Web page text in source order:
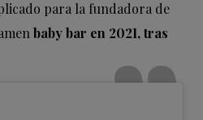
para la fundadora de
baby bar en 2021, tras